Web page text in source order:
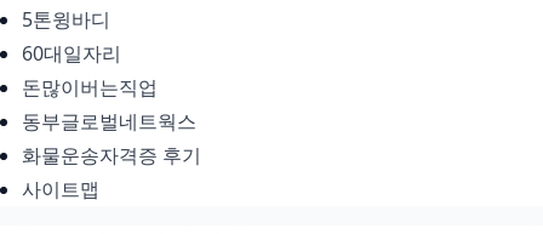
5톤윙바디
60대일자리
돈많이버는직업
동부글로벌네트웍스
화물운송자격증 후기
사이트맵